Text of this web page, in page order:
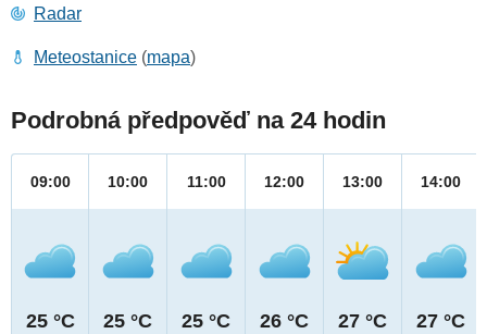
Radar
Meteostanice (mapa)
Podrobná předpověď na 24 hodin
09:00
25 °C
10:00
25 °C
11:00
25 °C
12:00
26 °C
13:00
27 °C
14:00
27 °C